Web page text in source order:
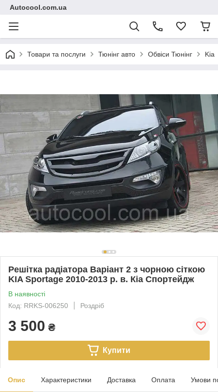
Autocool.com.ua
Товари та послуги Тюнінг авто Обвіси Тюнінг Kia
Решітка радіатора Варіант 2 з чорною сіткою
KIA Sportage 2010-2013 р. в. Кіа Спортейдж
В наявності
Код: RRKS-006250
Роздріб
3 500 ₴
Купити
Опис Характеристики Доставка Оплата Умови